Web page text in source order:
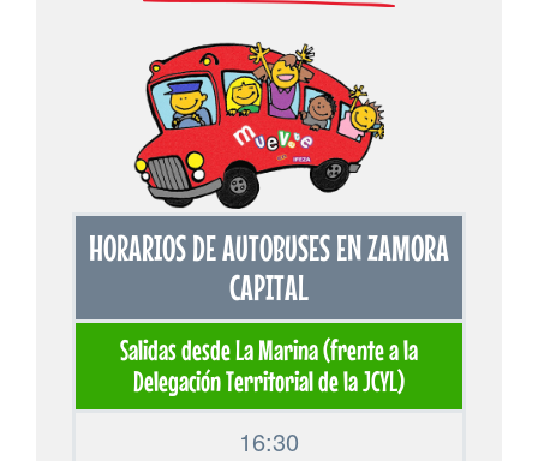
HORARIOS DE AUTOBUSES EN ZAMORA
CAPITAL
Salidas desde La Marina (frente a la
Delegación Territorial de la JCYL)
16:30